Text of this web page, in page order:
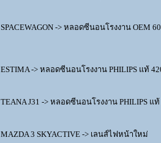
SPACEWAGON -> หลอดซีนอนโรงงาน OEM
ESTIMA -> หลอดซีนอนโรงงาน PHILIPS แท้
TEANA J31 -> หลอดซีนอนโรงงาน PHILIPS แท้
MAZDA 3 SKYACTIVE -> เลนส์ไฟหน้าใหม่